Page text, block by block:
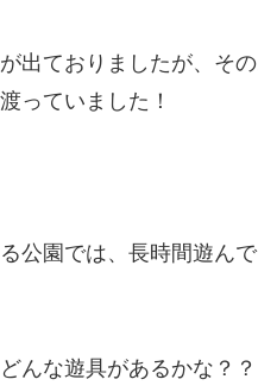
出ておりましたが、そ
っていました！
公園では、長時間遊ん
んな遊具があるかな？？